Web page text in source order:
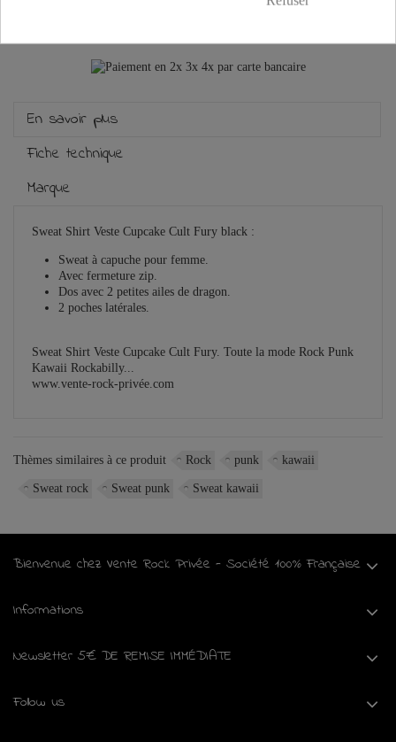
En savoir plus
Fiche technique
Marque
Sweat Shirt Veste Cupcake Cult Fury black :
Sweat à capuche pour femme.
Avec fermeture zip.
Dos avec 2 petites ailes de dragon.
2 poches latérales.
Sweat Shirt Veste Cupcake Cult Fury. Toute la mode Rock Punk
Kawaii Rockabilly...
www.vente-rock-privée.com
Thèmes similaires à ce produit Rock punk kawaii
Sweat rock Sweat punk Sweat kawaii
Bienvenue chez Vente Rock Privée - Société 100% Française
Informations
Newsletter 5€ DE REMISE IMMÉDIATE
Follow us